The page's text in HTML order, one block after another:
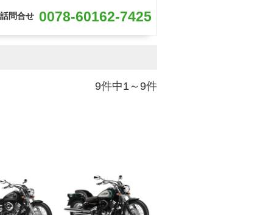
話問合せ 0078-60162-7425
9件中1～9件